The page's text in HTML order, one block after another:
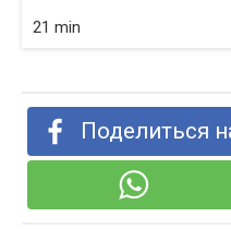
21 min
Поделиться